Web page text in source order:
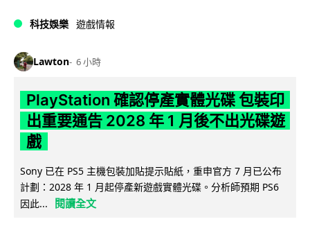
科技娛樂 遊戲情報
Lawton 6 小時
PlayStation 確認停產實體光碟 包裝印
出重要通告 2028 年 1 月後不出光碟遊
戲
Sony 已在 PS5 主機包裝加貼提示貼紙，重申官方 7 月已公布
計劃：2028 年 1 月起停產新遊戲實體光碟。分析師預期 PS6
因此...
閱讀全文